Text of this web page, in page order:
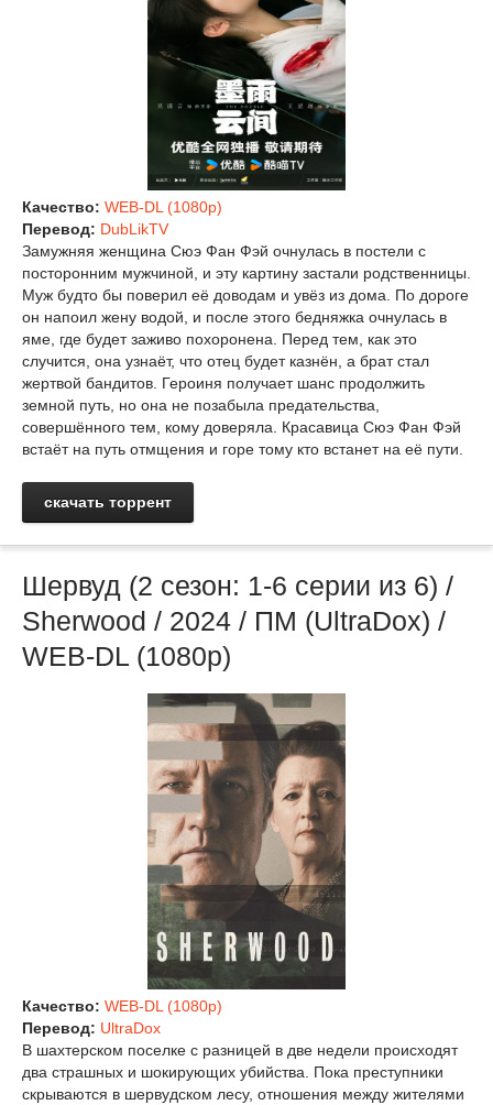
Качество: WEB-DL (1080p)
Перевод: DubLikTV
Замужняя женщина Сюэ Фан Фэй очнулась в постели с
посторонним мужчиной, и эту картину застали родственницы.
Муж будто бы поверил её доводам и увёз из дома. По дороге
он напоил жену водой, и после этого бедняжка очнулась в
яме, где будет заживо похоронена. Перед тем, как это
случится, она узнаёт, что отец будет казнён, а брат стал
жертвой бандитов. Героиня получает шанс продолжить
земной путь, но она не позабыла предательства,
совершённого тем, кому доверяла. Красавица Сюэ Фан Фэй
встаёт на путь отмщения и горе тому кто встанет на её пути.
скачать торрент
Шервуд (2 сезон: 1-6 серии из 6) /
Sherwood / 2024 / ПМ (UltraDox) /
WEB-DL (1080p)
Качество: WEB-DL (1080p)
Перевод: UltraDox
В шахтерском поселке с разницей в две недели происходят
два страшных и шокирующих убийства. Пока преступники
скрываются в шервудском лесу, отношения между жителями